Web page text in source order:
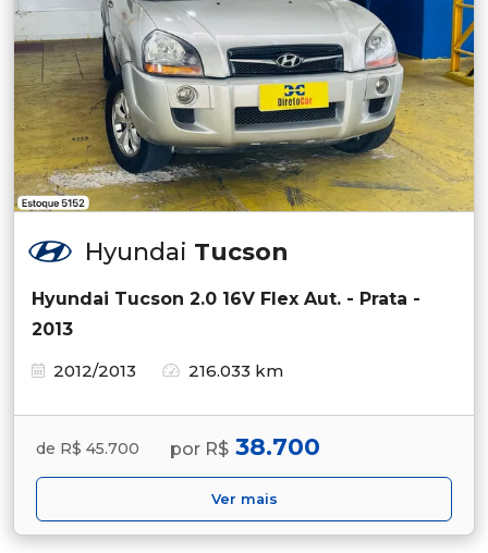
Hyundai Tucson
Hyundai Tucson 2.0 16V Flex Aut. - Prata -
2013
2012/2013
216.033 km
de R$ 45.700 por R$ 38.700
Ver mais